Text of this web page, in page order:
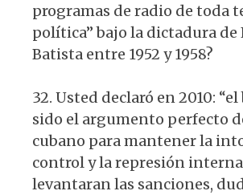
programas de radio de toda
política” bajo la dictadura de
Batista entre 1952 y 1958?
32. Usted declaró en 2010:
sido el argumento perfecto
cubano para mantener la
control y la represión
levantaran las sanciones,